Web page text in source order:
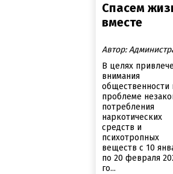
Спасем
вместе
Автор:
В целях
внимания
общественности
проблеме
потребления
наркотических
средств и
психотропных
веществ с 10
по 20 февраля
го...